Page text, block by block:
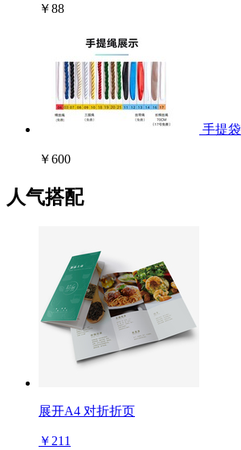
￥88
手提袋
￥600
人气搭配
展开A4 对折折页
￥211